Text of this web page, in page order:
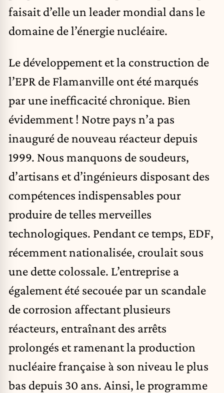
faisait d’elle un leader mondial dans le
domaine de l’énergie nucléaire.
Le développement et la construction de
l’EPR de Flamanville ont été marqués
par une inefficacité chronique. Bien
évidemment ! Notre pays n’a pas
inauguré de nouveau réacteur depuis
1999. Nous manquons de soudeurs,
d’artisans et d’ingénieurs disposant des
compétences indispensables pour
produire de telles merveilles
technologiques. Pendant ce temps, EDF,
récemment nationalisée, croulait sous
une dette colossale. L’entreprise a
également été secouée par un scandale
de corrosion affectant plusieurs
réacteurs, entraînant des arrêts
prolongés et ramenant la production
nucléaire française à son niveau le plus
bas depuis 30 ans. Ainsi, le programme